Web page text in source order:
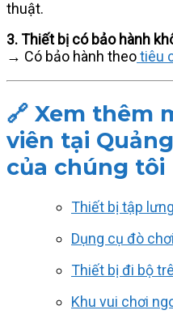
thuật.
3. Thiết bị có bảo hành
→ Có bảo hành theotiêu
🔗 Xem thêm
viên tại
của chúng tôi
Thiết bị tập
Dụng cụ đò
Thiết bị đi bộ
Khu vui chơi